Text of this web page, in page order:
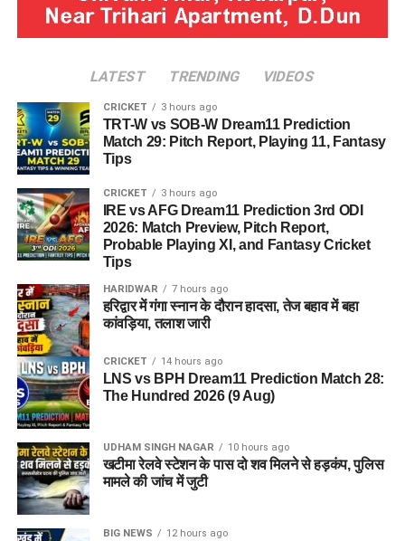
LATEST TRENDING VIDEOS
CRICKET 3 hours ago
TRT-W vs SOB-W Dream11 Prediction
Match 29: Pitch Report, Playing 11, Fantasy
Tips
CRICKET 3 hours ago
IRE vs AFG Dream11 Prediction 3rd ODI
2026: Match Preview, Pitch Report,
Probable Playing XI, and Fantasy Cricket
Tips
HARIDWAR 7 hours ago
हरिद्वार में गंगा स्नान के दौरान हादसा, तेज बहाव में बहा
कांवड़िया, तलाश जारी
CRICKET 14 hours ago
LNS vs BPH Dream11 Prediction Match 28:
The Hundred 2026 (9 Aug)
UDHAM SINGH NAGAR 10 hours ago
खटीमा रेलवे स्टेशन के पास दो शव मिलने से हड़कंप, पुलिस
मामले की जांच में जुटी
BIG NEWS 12 hours ago